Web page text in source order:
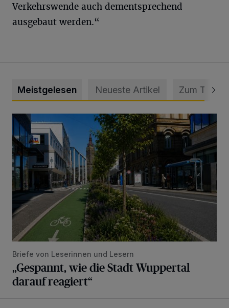
Verkehrswende auch dementsprechend
ausgebaut werden.“
Meistgelesen Neueste Artikel Zum Thema
„Gespannt, wie die Stadt Wuppertal darauf reagiert“
Briefe von Leserinnen und Lesern
„Gespannt, wie die Stadt Wuppertal
darauf reagiert“